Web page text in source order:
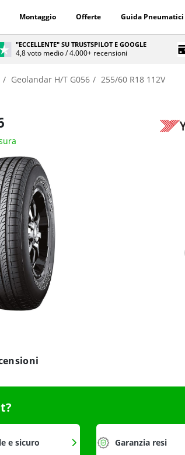
Montaggio Offerte Guida Pneumatici
"ECCELLENTE" SU TRUSTSPILOT E GOOGLE
4,8 voto medio / 4.000+ recensioni
Geolandar H/T G056
255/60 R18 112V
e sicuro Garanzia resi